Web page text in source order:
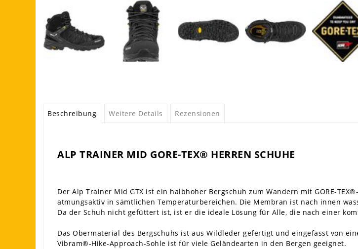
Beschreibung Weitere Details Rezensionen
ALP TRAINER MID GORE-TEX® HERREN SCHUHE
Der Alp Trainer Mid GTX ist ein halbhoher Bergschuh zum Wandern mit GORE-
atmungsaktiv in sämtlichen Temperaturbereichen. Die Membran ist nach innen
Da der Schuh nicht gefüttert ist, ist er die ideale Lösung für Alle, die nach einer
Das Obermaterial des Bergschuhs ist aus Wildleder gefertigt und eingefasst von
Vibram®-Hike-Approach-Sohle ist für viele Geländearten in den Bergen geeignet.